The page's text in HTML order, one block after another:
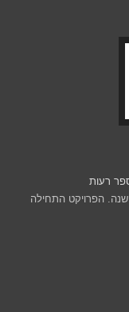
רעות
שנה. הפרויקט התחילה